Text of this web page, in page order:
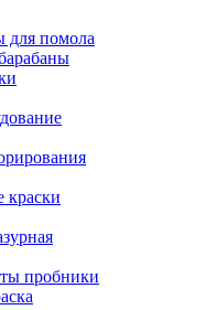
для помола
краски
пробники